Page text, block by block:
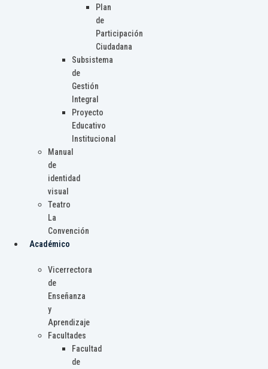
Plan
de
Participación
Ciudadana
Subsistema
de
Gestión
Integral
Proyecto
Educativo
Institucional
Manual
de
identidad
visual
Teatro
La
Convención
Académico
Vicerrectora
de
Enseñanza
y
Aprendizaje
Facultades
Facultad
de